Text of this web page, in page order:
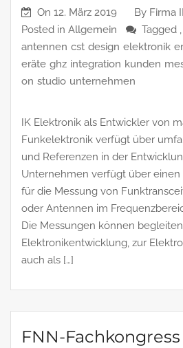
On 12. März 2019 By Firma
Posted in Allgemein
Tagged ,
antennen cst design elektronik
eräte ghz integration kunden
on studio unternehmen
IK Elektronik als Entwickler von
Funkelektronik verfügt über
und Referenzen in der
Unternehmen verfügt über
für die Messung von
oder Antennen im
Die Messungen können
Elektronikentwicklung, zur
auch als […]
FNN-Fachkongress